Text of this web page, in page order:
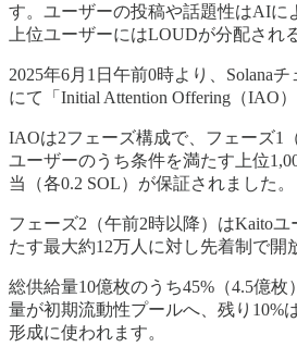
す。ユーザーの投稿や話題性はAIに
上位ユーザーにはLOUDが分配され
2025年6月1日午前0時より、Solana
にて「Initial Attention Offering（IAO
IAOは2フェーズ構成で、フェーズ1
ユーザーのうち条件を満たす上位
当（各0.2 SOL）が保証されました。
フェーズ2（午前2時以降）はKaito
たす最大約12万人に対し先着制で開
総供給量10億枚のうち45%（4.5億
量が初期流動性プールへ、残り10%
形成に使われます。